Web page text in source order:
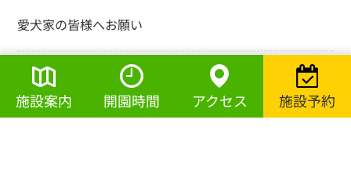
愛犬家の皆様へお願い
月別アーカイブ
施設案内 開園時間 アクセス 施設予約